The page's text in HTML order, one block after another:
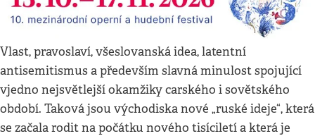
Vlast, pravoslaví, všeslovanská idea, latentní
antisemitismus a především slavná minulost spojující
vjedno nejsvětlejší okamžiky carského i sovětského
období. Taková jsou východiska nové „ruské ideje“, která
se začala rodit na počátku nového tisíciletí a která je